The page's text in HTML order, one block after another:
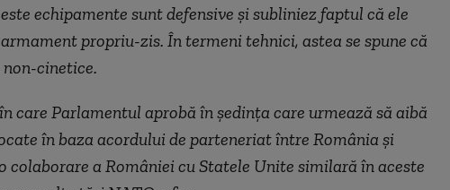
echipamente sunt defensive și subliniez faptul că ele
propriu-zis. În termeni tehnici, astea se spune că
cinetice.
care Parlamentul aprobă în ședința care urmează să aibă
în baza acordului de parteneriat între România și
colaborare a României cu Statele Unite similară în aceste